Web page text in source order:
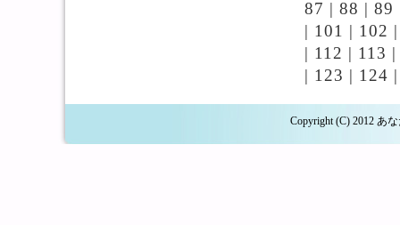
87 |88 |89
| 101 | 102
| 112 | 113
| 123 | 124
Copyright (C) 2012 あ